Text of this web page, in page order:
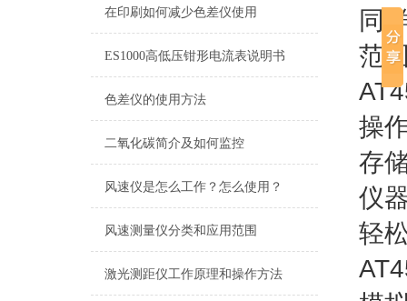
在印刷如何减少色差仪使用
ES1000高低压钳形电流表说明书
色差仪的使用方法
二氧化碳简介及如何监控
风速仪是怎么工作？怎么使用？
风速测量仪分类和应用范围
激光测距仪工作原理和操作方法
同
范
操
存
仪
轻